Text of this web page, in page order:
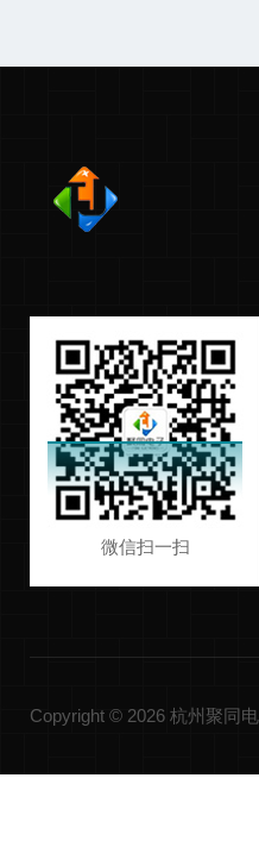
微信扫一扫
Copyright © 2026 杭州聚同